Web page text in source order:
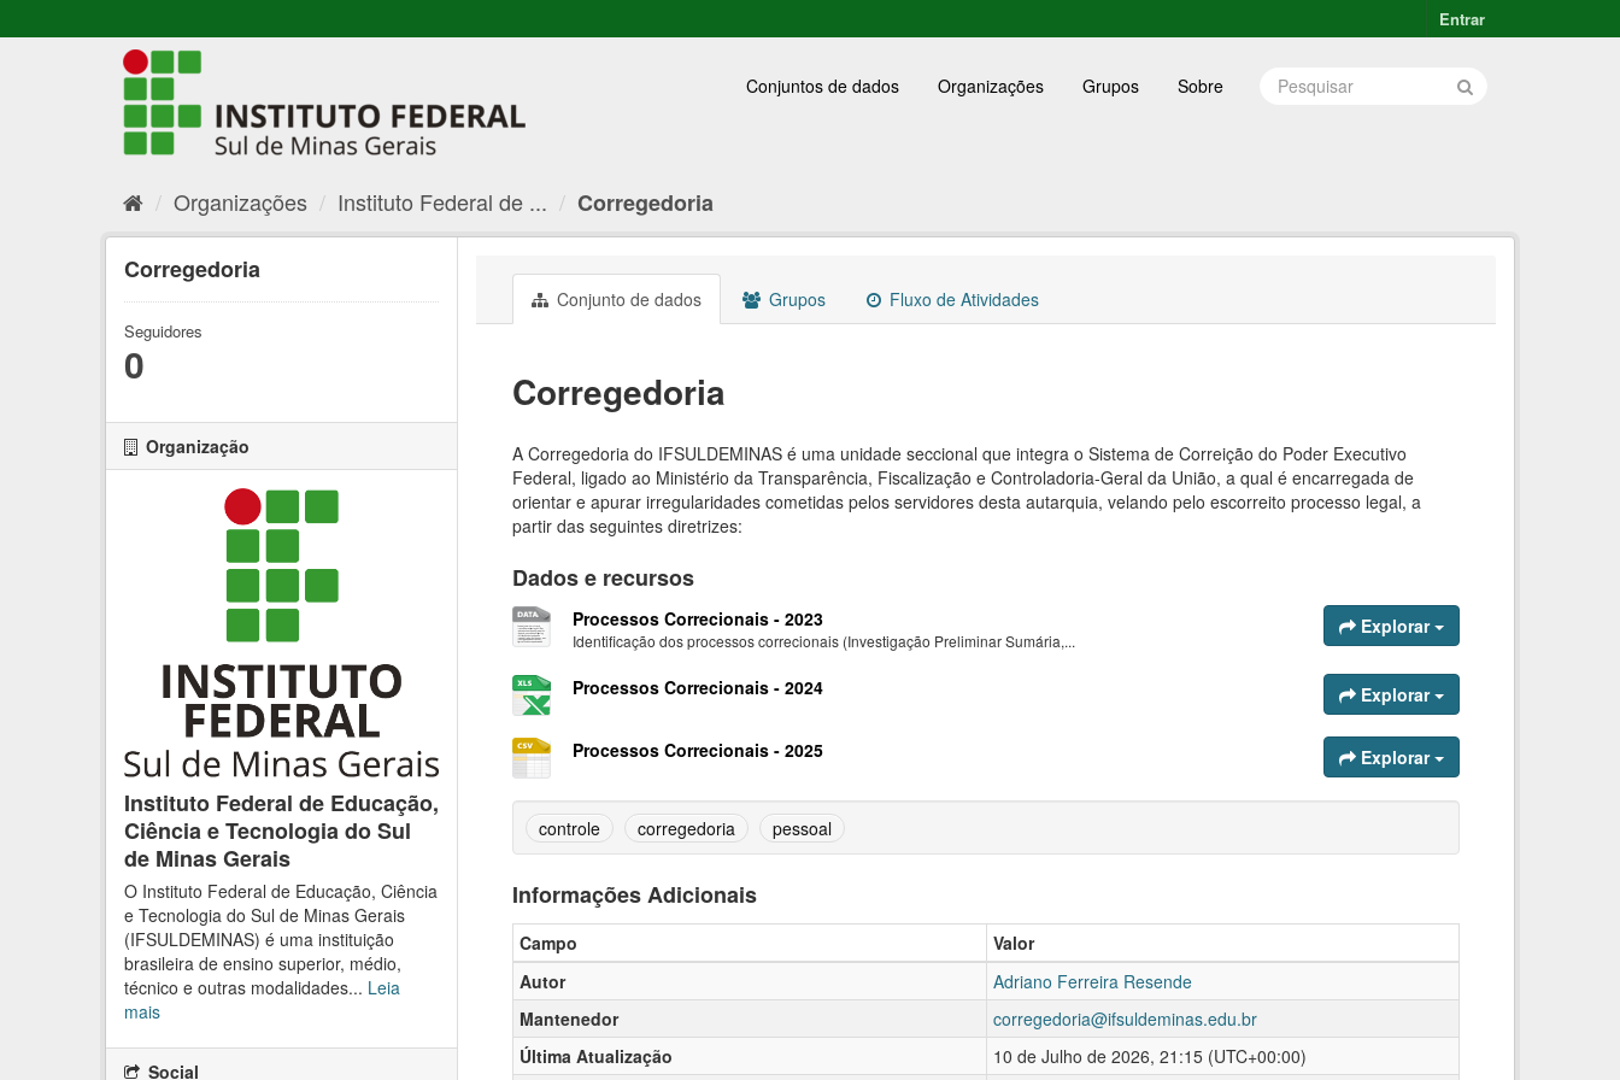
Entrar
Conjuntos de dados Organizações Grupos Sobre
Organizações Instituto Federal de ... Corregedoria
Corregedoria
Seguidores
0
Organização
Instituto Federal de Educação,
Ciência e Tecnologia do Sul
de Minas Gerais
O Instituto Federal de Educação, Ciência
e Tecnologia do Sul de Minas Gerais
(IFSULDEMINAS) é uma instituição
brasileira de ensino superior, médio,
técnico e outras modalidades... Leia
mais
Social
Conjunto de dados Grupos Fluxo de Atividades
Corregedoria
A Corregedoria do IFSULDEMINAS é uma unidade seccional que integra o Sistema de Correição do Poder Executivo
Federal, ligado ao Ministério da Transparência, Fiscalização e Controladoria-Geral da União, a qual é encarregada de
orientar e apurar irregularidades cometidas pelos servidores desta autarquia, velando pelo escorreito processo legal, a
partir das seguintes diretrizes:
Dados e recursos
Processos Correcionais - 2023
Identificação dos processos correcionais (Investigação Preliminar Sumária,...
Explorar
Processos Correcionais - 2024 Explorar
Processos Correcionais - 2025 Explorar
controle corregedoria pessoal
Informações Adicionais
Campo
Valor
Autor
Adriano Ferreira Resende
Mantenedor
corregedoria@ifsuldeminas.edu.br
Última Atualização
10 de Julho de 2026, 21:15 (UTC+00:00)